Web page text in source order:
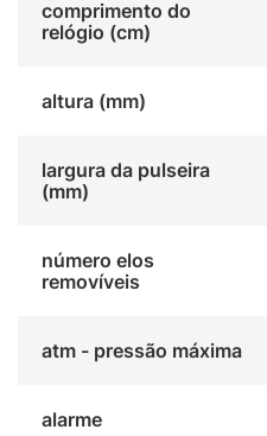
comprimento do
relógio (cm)
altura (mm)
largura da pulseira
(mm)
número elos
removíveis
atm - pressão máxima
alarme